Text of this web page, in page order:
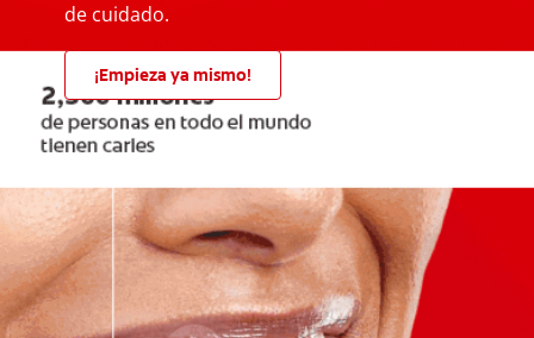
de cuidado.
¡Empieza ya mismo!